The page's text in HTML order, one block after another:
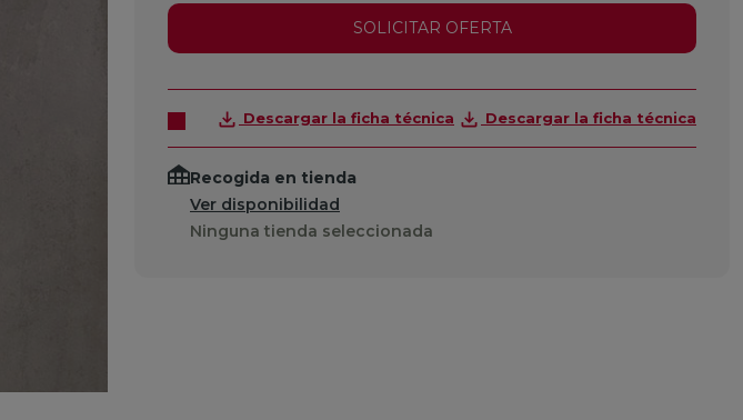
SOLICITAR OFERTA
Descargar la ficha técnica Descargar la ficha técnica
Recogida en tienda
Ver disponibilidad
Ninguna tienda seleccionada